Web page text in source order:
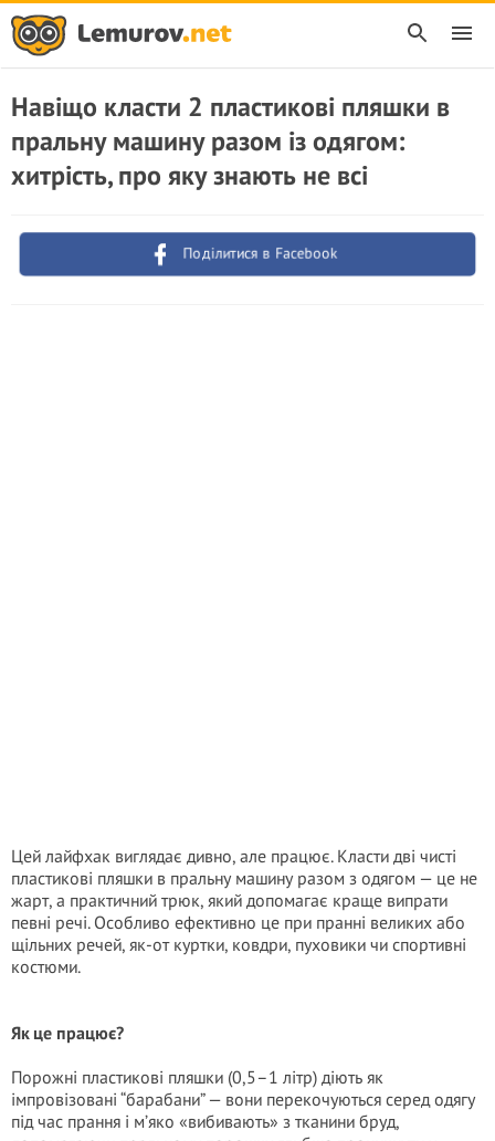
Навіщо класти 2 пластикові пляшки в
пральну машину разом із одягом:
хитрість, про яку знають не всі
Поділитися в Facebook
Цей лайфхак виглядає дивно, але працює. Класти дві чисті
пластикові пляшки в пральну машину разом з одягом — це не
жарт, а практичний трюк, який допомагає краще випрати
певні речі. Особливо ефективно це при пранні великих або
щільних речей, як-от куртки, ковдри, пуховики чи спортивні
костюми.
Як це працює?
Порожні пластикові пляшки (0,5–1 літр) діють як
імпровізовані “барабани” — вони перекочуються серед одягу
під час прання і м’яко «вибивають» з тканини бруд,